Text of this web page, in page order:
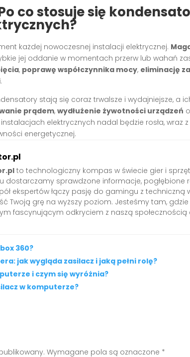
co stosuje się
każdej nowoczesnej instalacji elektrycznej.
jej oddanie w momentach przerw lub wahań
, poprawę współczynnika mocy, eliminację
.
stają się coraz trwalsze i wydajniejsze, a
prądem, wydłużenie żywotności urządzeń
elektrycznych nadal będzie rosła, wraz
energetycznej.
to technologiczny kompas w świecie gier i
dostarczamy sprawdzone informacje, pogłębione
ekspertów łączy pasję do gamingu z techniczną
Twoją grę na wyższy poziom. Jesteśmy tam,
fascynującym odkryciem z naszą społecznością
360?
jak wygląda zasilacz i jaką pełni rolę?
i czym się wyróżnia?
w komputerze?
Wymagane pola są oznaczone *